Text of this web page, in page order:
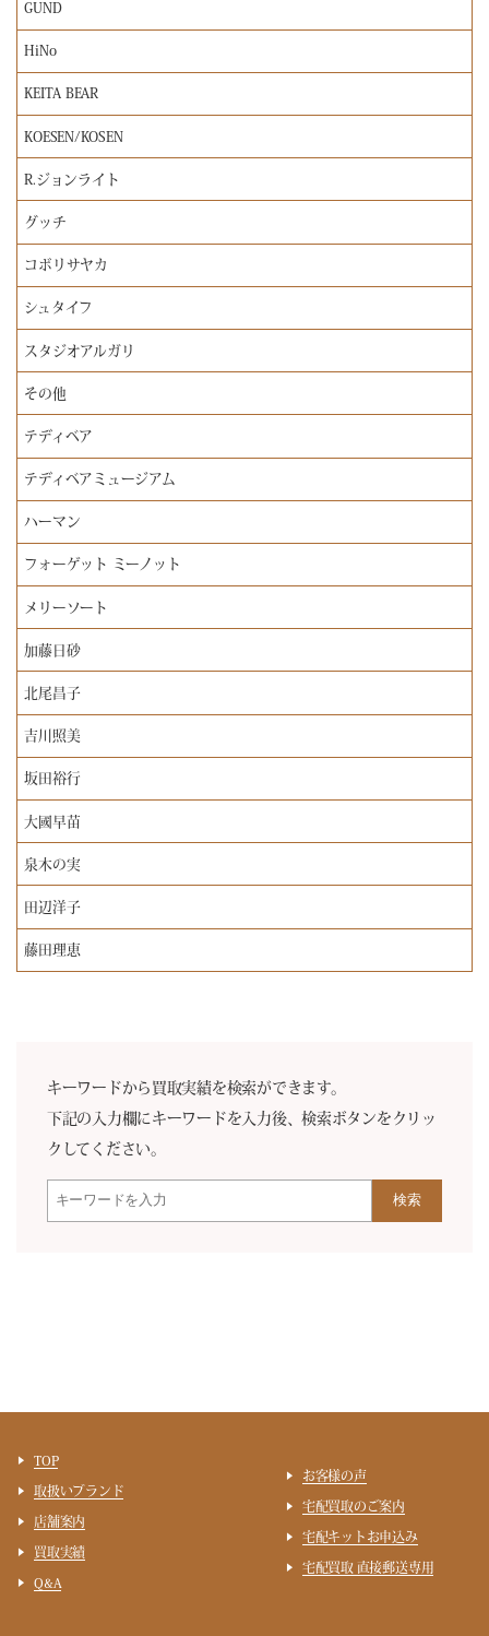
GUND
HiNo
KEITA BEAR
KOESEN/KOSEN
R.ジョンライト
グッチ
コボリサヤカ
シュタイフ
スタジオアルガリ
その他
テディベア
テディベアミュージアム
ハーマン
フォーゲット ミーノット
メリーソート
加藤日砂
北尾昌子
吉川照美
坂田裕行
大國早苗
泉木の実
田辺洋子
藤田理恵
キーワードから買取実績を検索ができます。
下記の入力欄にキーワードを入力後、検索ボタンをクリッ
クしてください。
検索
TOP
取扱いブランド
店舗案内
買取実績
Q&A
お客様の声
宅配買取のご案内
宅配キットお申込み
宅配買取 直接郵送専用